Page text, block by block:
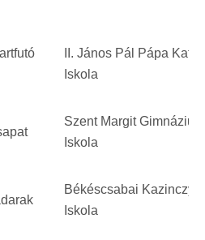
II. János Pál Pápa
Iskola
Szent Margit
Iskola
Békéscsabai Kazinczy
Iskola